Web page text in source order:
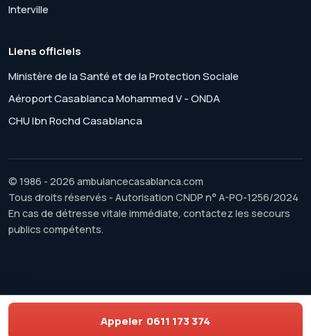
Interville
Liens officiels
Ministère de la Santé et de la Protection Sociale
Aéroport Casablanca Mohammed V - ONDA
CHU Ibn Rochd Casablanca
© 1986 - 2026 ambulancecasablanca.com
Tous droits réservés - Autorisation CNDP n° A-PO-1256/2024
En cas de détresse vitale immédiate, contactez les secours
publics compétents.
Appeler 0611 173 374